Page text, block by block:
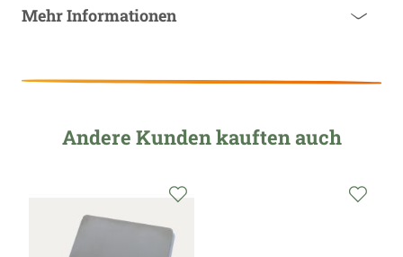
Mehr Informationen
Andere Kunden kauften auch